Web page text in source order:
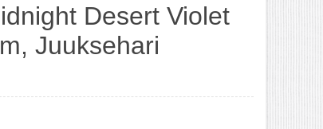
Desert Violet
Juuksehari